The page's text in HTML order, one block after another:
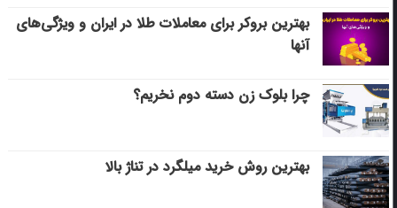
بهترین بروکر برای معاملات طلا در ایران و ویژگی‌های
آنها
چرا بلوک زن دسته دوم نخریم؟
بهترین روش خرید میلگرد در تناژ بالا